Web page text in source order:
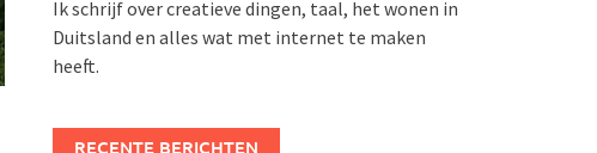
Ik schrijf over creatieve dingen, taal, het wonen in
Duitsland en alles wat met internet te maken
heeft.
RECENTE BERICHTEN